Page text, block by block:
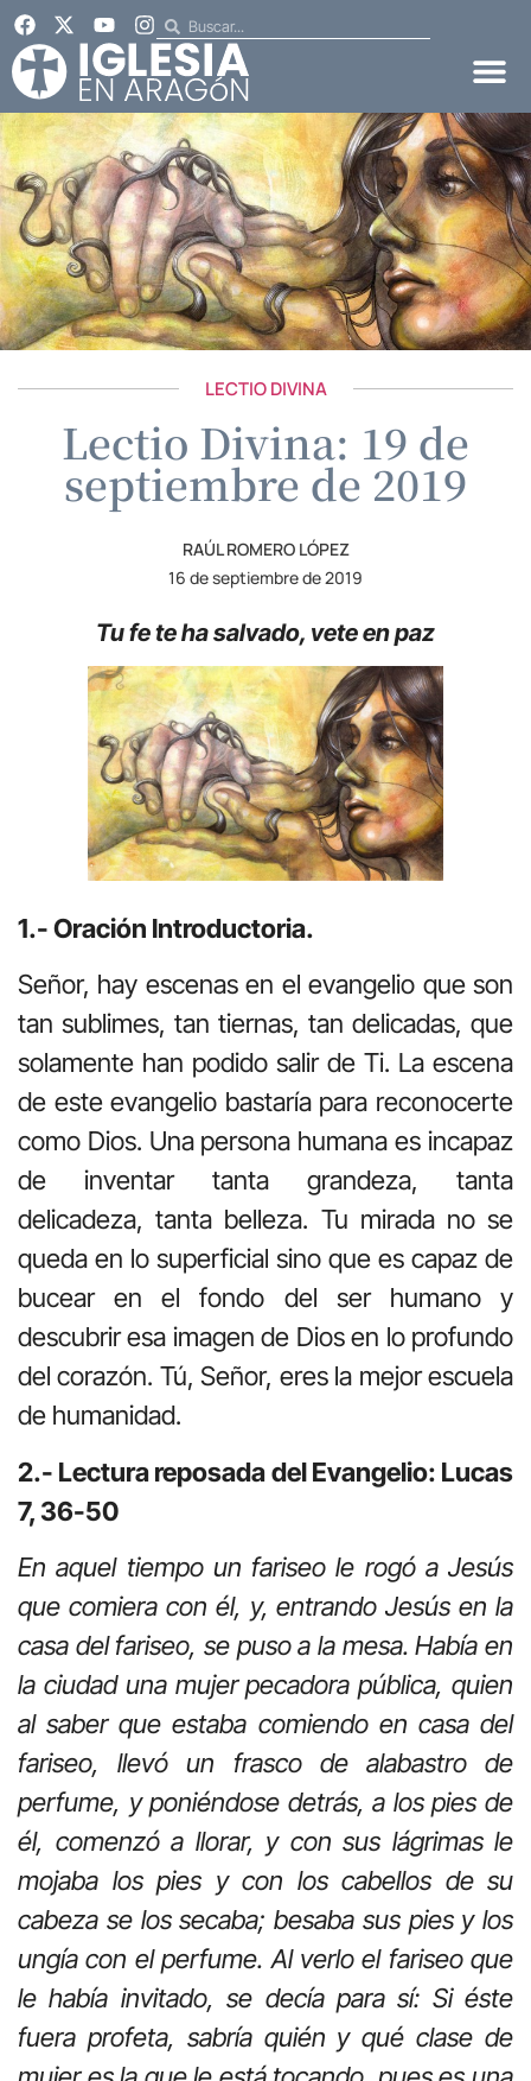
LECTIO DIVINA
Lectio Divina: 19 de
septiembre de 2019
RAÚL ROMERO LÓPEZ
16 de septiembre de 2019
Tu fe te ha salvado, vete en paz
1.- Oración Introductoria.
Señor, hay escenas en el evangelio que son
tan sublimes, tan tiernas, tan delicadas, que
solamente han podido salir de Ti. La escena
de este evangelio bastaría para reconocerte
como Dios. Una persona humana es incapaz
de inventar tanta grandeza, tanta
delicadeza, tanta belleza. Tu mirada no se
queda en lo superficial sino que es capaz de
bucear en el fondo del ser humano y
descubrir esa imagen de Dios en lo profundo
del corazón. Tú, Señor, eres la mejor escuela
de humanidad.
2.- Lectura reposada del Evangelio: Lucas
7, 36-50
En aquel tiempo un fariseo le rogó a Jesús
que comiera con él, y, entrando Jesús en la
casa del fariseo, se puso a la mesa. Había en
la ciudad una mujer pecadora pública, quien
al saber que estaba comiendo en casa del
fariseo, llevó un frasco de alabastro de
perfume, y poniéndose detrás, a los pies de
él, comenzó a llorar, y con sus lágrimas le
mojaba los pies y con los cabellos de su
cabeza se los secaba; besaba sus pies y los
ungía con el perfume. Al verlo el fariseo que
le había invitado, se decía para sí: Si éste
fuera profeta, sabría quién y qué clase de